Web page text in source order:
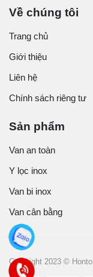
Về chúng tôi
Trang chủ
Giới thiệu
Liên hệ
Chính sách riêng tư
Sản phẩm
Van an toàn
Y lọc inox
Van bi inox
Van cân bằng
Copyright 2023 © Honto